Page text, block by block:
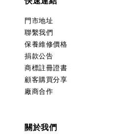
門市地址
聯繫我們
保養維修價格
捐款公告
商標註冊證書
顧客購買分享
廠商合作
關於我們